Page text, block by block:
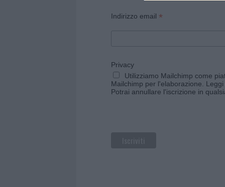
Indirizzo email *
Privacy
Utilizziamo Mailchimp come
Mailchimp per l'elaborazione.
Potrai annullare l'iscrizione in